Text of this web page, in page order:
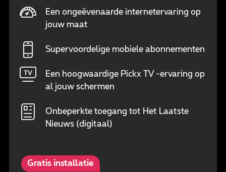
Een ongeëvenaarde internetervaring op
jouw maat
Supervoordelige mobiele abonnementen
Een hoogwaardige Pickx TV -ervaring op
al jouw schermen
Onbeperkte toegang tot Het Laatste
Nieuws (digitaal)
Gratis installatie